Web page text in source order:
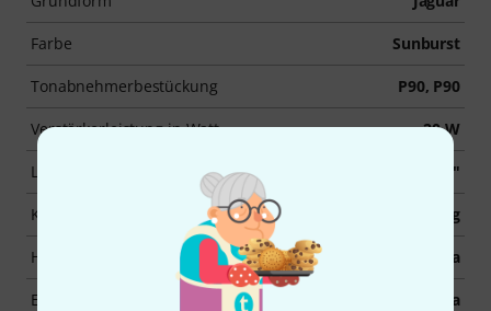
Farbe Sunburst
Tonabnehmerbestückung P90, P90
Verstärkerleistung in Watt 20 W
Lautsprecher 1x 8"
Kanäle Modeling
Hall Ja
Effekte Ja